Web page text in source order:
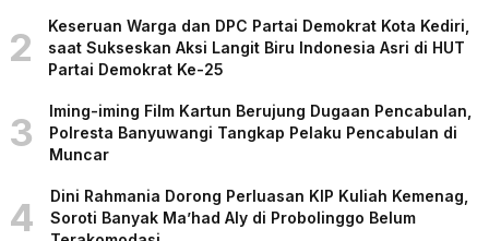
2
Keseruan Warga dan DPC Partai Demokrat Kota Kediri,
saat Sukseskan Aksi Langit Biru Indonesia Asri di HUT
Partai Demokrat Ke-25
3
Iming-iming Film Kartun Berujung Dugaan Pencabulan,
Polresta Banyuwangi Tangkap Pelaku Pencabulan di
Muncar
4
Dini Rahmania Dorong Perluasan KIP Kuliah Kemenag,
Soroti Banyak Ma’had Aly di Probolinggo Belum